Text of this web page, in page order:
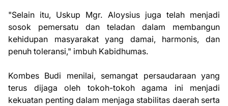
"Selain itu, Uskup Mgr. Aloysius juga telah menjadi
sosok pemersatu dan teladan dalam membangun
kehidupan masyarakat yang damai, harmonis, dan
penuh toleransi," imbuh Kabidhumas.
Kombes Budi menilai, semangat persaudaraan yang
terus dijaga oleh tokoh-tokoh agama ini menjadi
kekuatan penting dalam menjaga stabilitas daerah serta